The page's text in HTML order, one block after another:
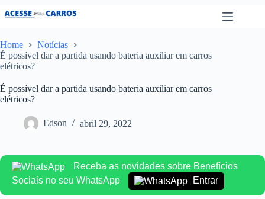
Pular
para
conteúdo
Home
Notícias
É possível dar a partida usando bateria auxiliar em carros
elétricos?
É possível dar a partida usando bateria auxiliar em carros
elétricos?
Edson abril 29, 2022
Receba as novidades sobre Benefícios
Sociais no seu WhatsApp
Entrar